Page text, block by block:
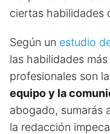
ciertas habilidades
Según un estudio
las habilidades
profesionales son la
equipo y la
abogado, sumarás
la redacción